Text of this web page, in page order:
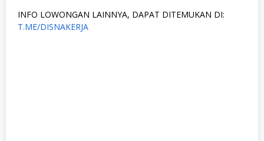
INFO LOWONGAN LAINNYA, DAPAT DITEMUKAN DI:
T.ME/DISNAKERJA